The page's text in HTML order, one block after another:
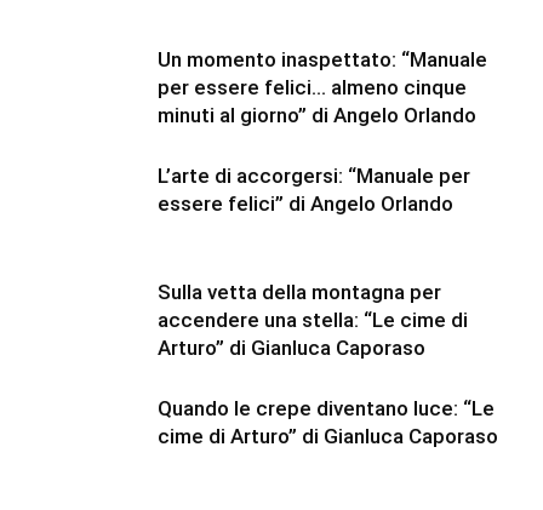
Un momento inaspettato: “Manuale
per essere felici… almeno cinque
minuti al giorno” di Angelo Orlando
L’arte di accorgersi: “Manuale per
essere felici” di Angelo Orlando
Sulla vetta della montagna per
accendere una stella: “Le cime di
Arturo” di Gianluca Caporaso
Quando le crepe diventano luce: “Le
cime di Arturo” di Gianluca Caporaso